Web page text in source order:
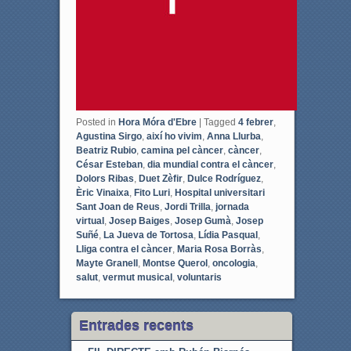
Posted in Hora Móra d'Ebre | Tagged 4 febrer,
Agustina Sirgo, així ho vivim Anna Llurba
Beatriz Rubio, camina pel càncer, càncer,
César Esteban, dia mundial contra el càncer,
Dolors Ribas Duet Zèfir, Dulce Rodríguez,
Èric Vinaixa Fito Luri, Hospital universitari
Sant Joan de Reus Jordi Trilla jornada
virtual, Josep Baiges Josep Gumà Josep
Suñé, La Jueva de Tortosa Lídia Pasqual,
Lliga contra el càncer, Maria Rosa Borràs
Mayte Granell, Montse Querol, oncologia
salut, vermut musical, voluntaris
Entrades recents